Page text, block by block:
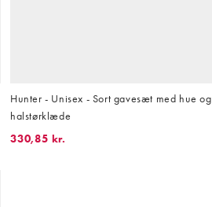
Hunter - Unisex - Sort gavesæt med hue og
halstørklæde
330,85 kr.